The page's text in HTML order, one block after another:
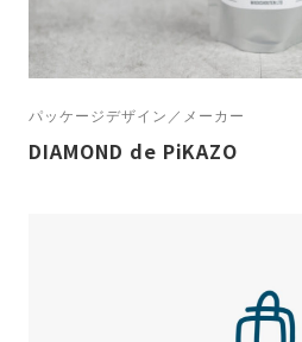
パッケージデザイン／メーカー
DIAMOND de PiKAZO